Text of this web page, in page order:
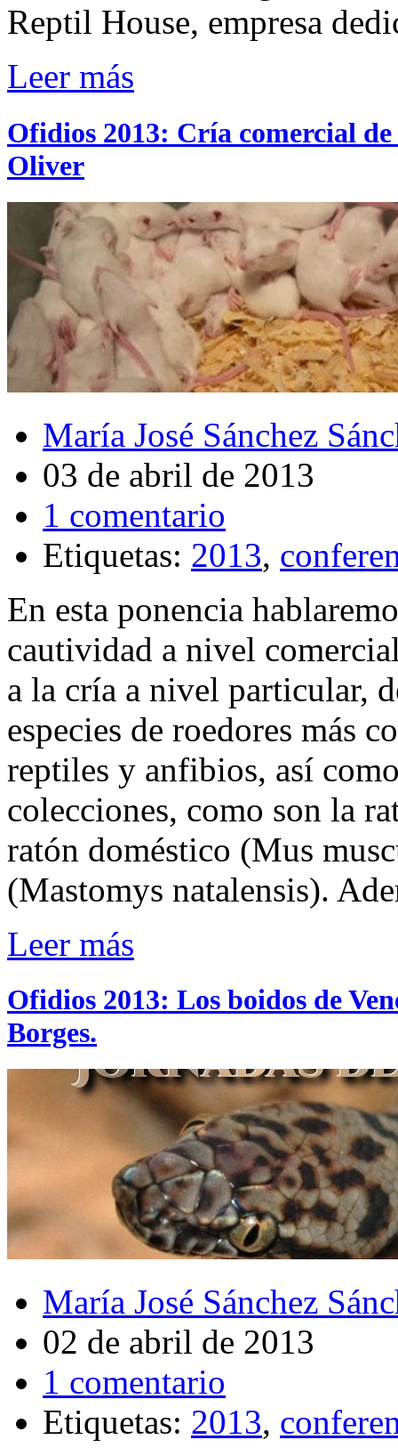
Reptil House, empresa
Leer más
Ofidios 2013: Cría comercial
Oliver
María José Sánchez
03 de abril de 2013
1 comentario
Etiquetas: 2013,
En esta ponencia
cautividad a nivel
a la cría a nivel particular,
especies de roedores más
reptiles y anfibios, así
colecciones, como son la
ratón doméstico (Mus
(Mastomys natalensis).
Leer más
Ofidios 2013: Los boidos de
Borges.
María José Sánchez
02 de abril de 2013
1 comentario
Etiquetas: 2013,